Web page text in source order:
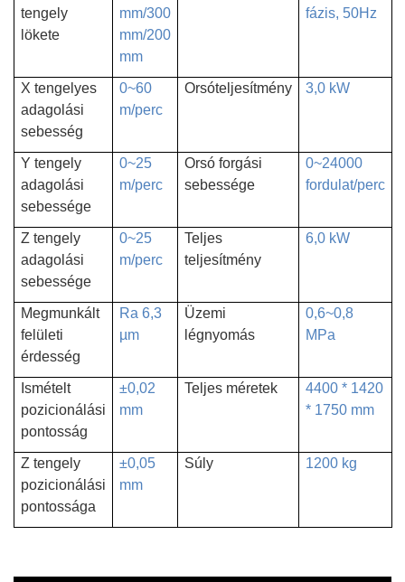
tengely
lökete
mm/300
mm/200
mm
fázis, 50Hz
X tengelyes
adagolási
sebesség
0~60
m/perc
Orsóteljesítmény 3,0 kW
Y tengely
adagolási
sebessége
0~25
m/perc
Orsó forgási
sebessége
0~24000
fordulat/perc
Z tengely
adagolási
sebessége
0~25
m/perc
Teljes
teljesítmény
6,0 kW
Megmunkált
felületi
érdesség
Ra 6,3
µm
Üzemi
légnyomás
0,6~0,8
MPa
Ismételt
pozicionálási
pontosság
±0,02
mm
Teljes méretek
4400 * 1420
* 1750 mm
Z tengely
pozicionálási
pontossága
±0,05
mm
Súly 1200 kg